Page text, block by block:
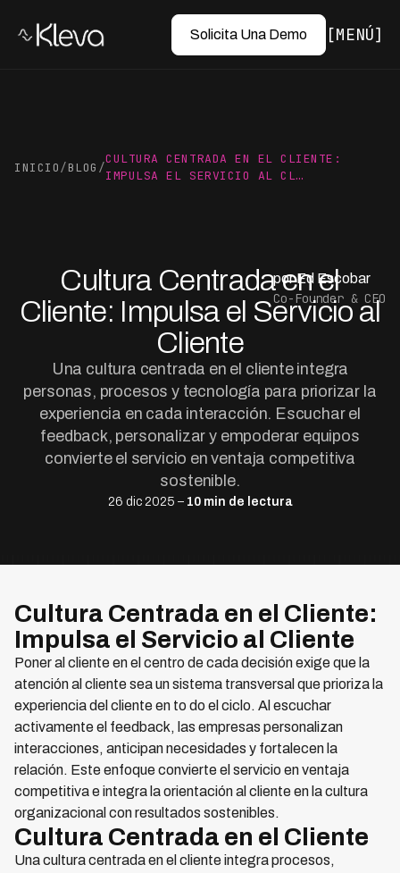
Solicita Una Demo MENÚ
INICIO/BLOG /
CULTURA CENTRADA EN EL CLIENTE:
IMPULSA EL SERVICIO AL CL…
Cultura Centrada en el
Cliente: Impulsa el Servicio al
Cliente
Una cultura centrada en el cliente integra
personas, procesos y tecnología para priorizar la
experiencia en cada interacción. Escuchar el
feedback, personalizar y empoderar equipos
convierte el servicio en ventaja competitiva
sostenible.
26 dic 2025 – 10 min de lectura
por Ed Escobar
Co-Founder & CEO
Cultura Centrada en el Cliente:
Impulsa el Servicio al Cliente
Poner al cliente en el centro de cada decisión exige que la
atención al cliente sea un sistema transversal que prioriza la
experiencia del cliente en to do el ciclo. Al escuchar
activamente el feedback, las empresas personalizan
interacciones, anticipan necesidades y fortalecen la
relación. Este enfoque convierte el servicio en ventaja
competitiva e integra la orientación al cliente en la cultura
organizacional con resultados sostenibles.
Cultura Centrada en el Cliente
Una cultura centrada en el cliente integra procesos,